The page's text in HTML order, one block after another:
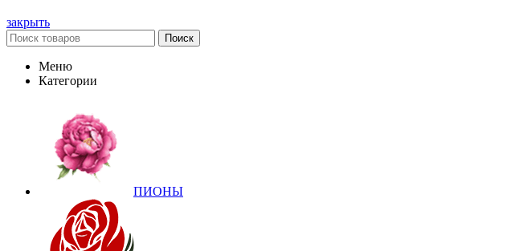
закрыть
Поиск
Меню
Категории
ПИОНЫ